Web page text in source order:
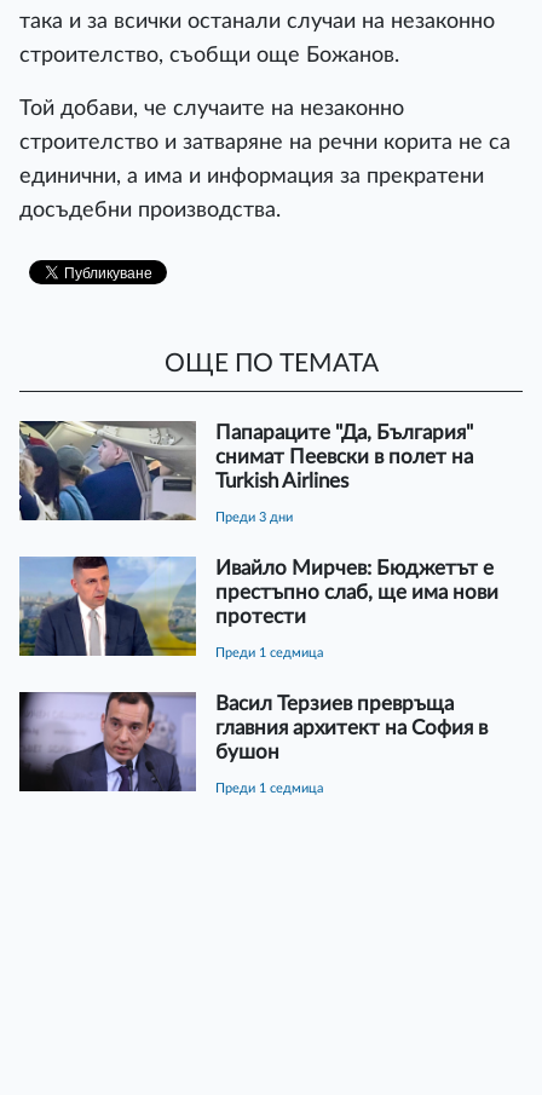
така и за всички останали случаи на незаконно
строителство, съобщи още Божанов.
Той добави, че случаите на незаконно
строителство и затваряне на речни корита не са
единични, а има и информация за прекратени
досъдебни производства.
ОЩЕ ПО ТЕМАТА
Папараците "Да, България"
снимат Пеевски в полет на
Turkish Airlines
преди 3 дни
Ивайло Мирчев: Бюджетът е
престъпно слаб, ще има нови
протести
преди 1 седмица
Васил Терзиев превръща
главния архитект на София в
бушон
преди 1 седмица